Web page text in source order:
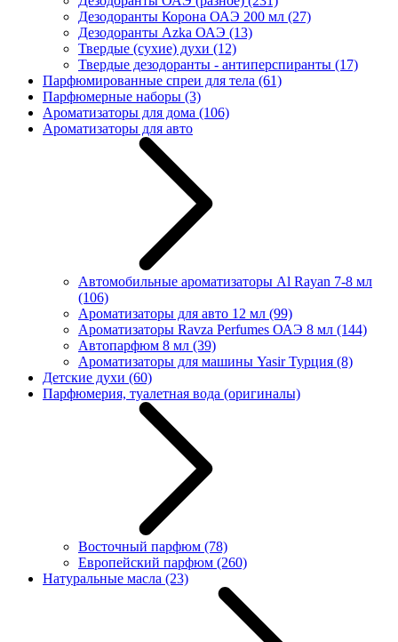
Дезодоранты Корона ОАЭ 200 мл (27)
Дезодоранты Azka ОАЭ (13)
Твердые (сухие) духи (12)
Твердые дезодоранты - антиперспиранты (17)
Парфюмированные спреи для тела (61)
Парфюмерные наборы (3)
Ароматизаторы для дома (106)
Ароматизаторы для авто
Автомобильные ароматизаторы Al Rayan 7-8 мл
(106)
Ароматизаторы для авто 12 мл (99)
Ароматизаторы Ravza Perfumes ОАЭ 8 мл (144)
Автопарфюм 8 мл (39)
Ароматизаторы для машины Yasir Турция (8)
Детские духи (60)
Парфюмерия, туалетная вода (оригиналы)
Восточный парфюм (78)
Европейский парфюм (260)
Натуральные масла (23)